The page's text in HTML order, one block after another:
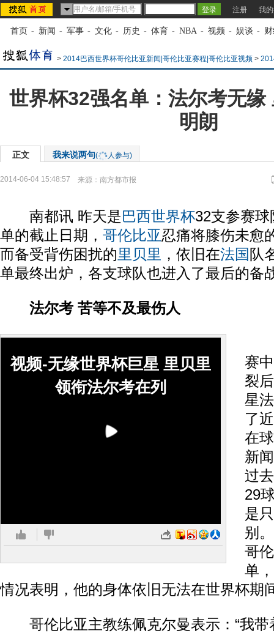
注册 我
首页 - 新闻 - 军事 - 文化 - 历史 - 体育 - NBA - 视频 - 娱谈 -
> 2014巴西世界杯哥伦比亚新闻|哥伦比亚赛程|哥伦比亚视频 >
世界杯32强名单：法尔考无缘
明朗
正文 我来说两句( 人参与)
2014-06-04 15:48:57 来源： 南方都市报
南都讯 昨天是巴西世界杯32支参赛
单的截止日期， 哥伦比亚忍痛将膝伤未愈
而备受背伤困扰的里贝里 ，依旧在法国 队
单最终出炉，各支球队也进入了最后的备
法尔考 苦等不及最伤人
视频-无缘世界杯巨星 里贝里
领衔法尔考在列
赛
裂
星
了
在
新
过
29
是
别
哥
单
情况表明，他的身体依旧无法在世界杯期
哥伦比亚主教练佩克尔曼表示：“我带